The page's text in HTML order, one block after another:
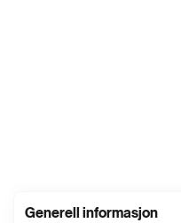
Generell informasjon